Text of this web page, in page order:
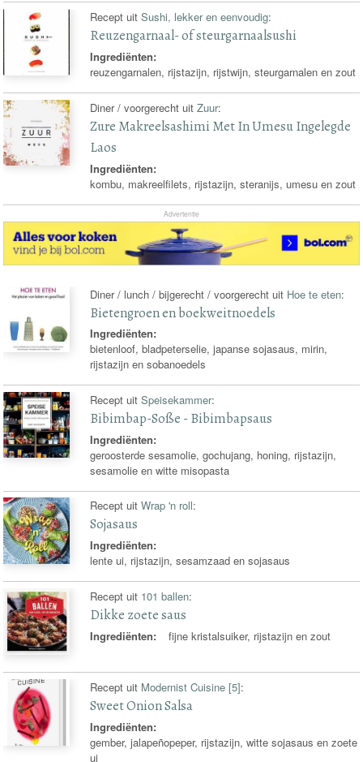
Recept uitSushi, lekker en eenvoudig:
Reuzengarnaal- of steurgarnaalsushi
Ingrediënten:
reuzengarnalen, rijstazijn, rijstwijn, steurgarnalen en zout
Diner / voorgerecht uitZuur:
Zure Makreelsashimi Met In Umesu Ingelegde
Laos
Ingrediënten:
kombu, makreelfilets, rijstazijn, steranijs, umesu en zout
Advertentie
Diner / lunch / bijgerecht / voorgerecht uit Hoe te eten:
Bietengroen en boekweitnoedels
Ingrediënten:
bietenloof, bladpeterselie, japanse sojasaus, mirin,
rijstazijn en sobanoedels
Recept uitSpeisekammer:
Bibimbap-Soße - Bibimbapsaus
Ingrediënten:
geroosterde sesamolie, gochujang, honing, rijstazijn,
sesamolie en witte misopasta
Recept uitWrap 'n roll:
Sojasaus
Ingrediënten:
lente ui, rijstazijn, sesamzaad en sojasaus
Recept uit 101 ballen:
Dikke zoete saus
Ingrediënten: fijne kristalsuiker, rijstazijn en zout
Recept uit Modernist Cuisine [5]:
Sweet Onion Salsa
Ingrediënten:
gember, jalapeñopeper, rijstazijn, witte sojasaus en zoete
ui